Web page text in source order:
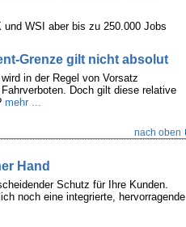
WSI aber bis zu 250.000 Jobs
Grenze gilt nicht absolut
in der Regel von Vorsatz
Doch gilt diese relative
mehr ...
nach oben
Hand
Schutz für Ihre Kunden.
noch eine integrierte, hervorragende